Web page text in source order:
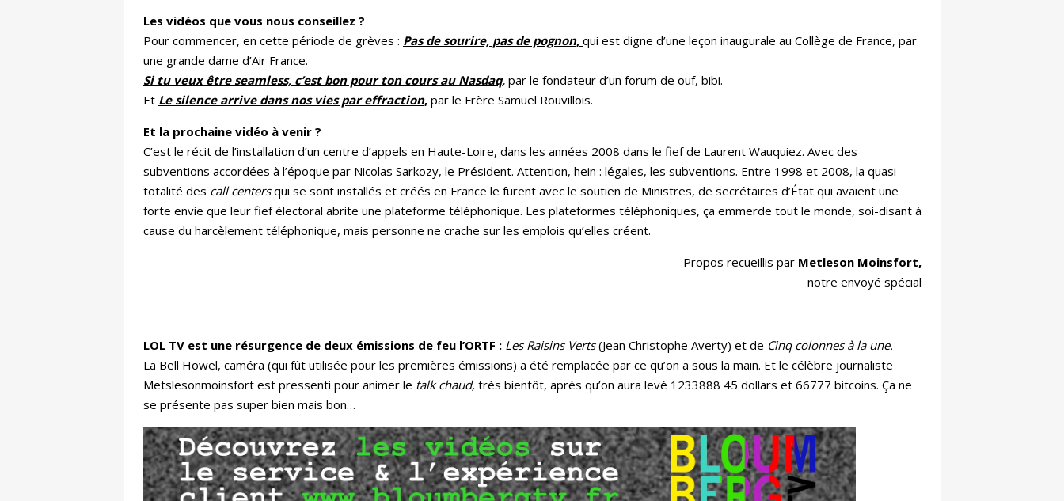
Les vidéos que vous nous conseillez ?
Pour commencer, en cette période de grèves : Pas de sourire, pas de pognon, qui est digne d’une leçon inaugurale au Collège de France, par
une grande dame d’Air France.
Si tu veux être seamless, c’est bon pour ton cours au Nasdaq, par le fondateur d’un forum de ouf, bibi.
Et Le silence arrive dans nos vies par effraction, par le Frère Samuel Rouvillois.
Et la prochaine vidéo à venir ?
C’est le récit de l’installation d’un centre d’appels en Haute-Loire, dans les années 2008 dans le fief de Laurent Wauquiez. Avec des
subventions accordées à l’époque par Nicolas Sarkozy, le Président. Attention, hein : légales, les subventions. Entre 1998 et 2008, la quasi-
totalité des call centersqui se sont installés et créés en France le furent avec le soutien de Ministres, de secrétaires d’État qui avaient une
forte envie que leur fief électoral abrite une plateforme téléphonique. Les plateformes téléphoniques, ça emmerde tout le monde, soi-disant à
cause du harcèlement téléphonique, mais personne ne crache sur les emplois qu’elles créent.
Propos recueillis par Metleson Moinsfort,
notre envoyé spécial
LOL TV est une résurgence de deux émissions de feu l’ORTF : Les Raisins Verts(Jean Christophe Averty) et de Cinq colonnes à la une.
La Bell Howel, caméra (qui fût utilisée pour les premières émissions) a été remplacée par ce qu’on a sous la main. Et le célèbre journaliste
Metslesonmoinsfort est pressenti pour animer le talk chaud, très bientôt, après qu’on aura levé 1233888 45 dollars et 66777 bitcoins. Ça ne
se présente pas super bien mais bon…